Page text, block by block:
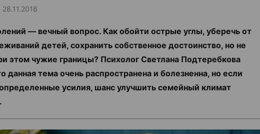
— вечный вопрос. Как обойти острые углы, уберечь от
детей, сохранить собственное достоинство, но не
этом чужие границы? Психолог Светлана Подтеребкова
данная тема очень распространена и болезненна, но если
усилия, шанс улучшить семейный климат